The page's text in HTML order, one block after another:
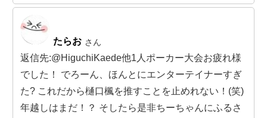
たらお さん
返信先:@HiguchiKaede他1人ポーカー大会お疲れ様
でした！ でろーん、ほんとにエンターテイナーすぎ
た? これだから樋口楓を推すことを止めれない！(笑)
年越しはまだ！？ そしたら是非ちーちゃんにふるさ